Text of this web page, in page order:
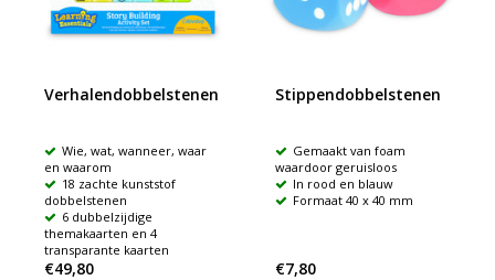
Verhalendobbelstenen
Wie, wat, wanneer, waar
en waarom
18 zachte kunststof
dobbelstenen
6 dubbelzijdige
themakaarten en 4
transparante kaarten
€49,80
Stippendobbelstenen
Gemaakt van foam
waardoor geruisloos
In rood en blauw
Formaat 40 x 40 mm
€7,80